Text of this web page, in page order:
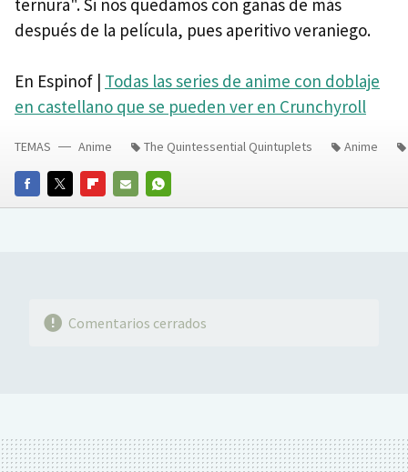
después de la película, pues aperitivo veraniego.
En Espinof | Todas las series de anime con doblaje
en castellano que se pueden ver en Crunchyroll
FACEBOOKTWITTERFLIPBOARD
E-
WHATSAPP
TEMAS Anime The Quintessential Quintuplets Anime
Comentarios cerrados